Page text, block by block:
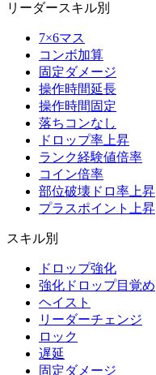
リーダースキル別
7×6マス
コンボ加算
固定ダメージ
操作時間延長
操作時間固定
落ちコンなし
ドロップ率上昇
ランク経験値倍率
コイン倍率
部位破壊ドロ率上昇
プラスポイント上昇
スキル別
ドロップ強化
強化ドロップ目覚め
ヘイスト
リーダーチェンジ
ロック
遅延
固定ダメージ